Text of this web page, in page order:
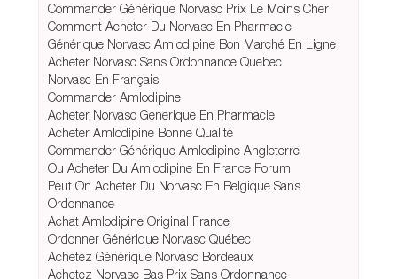
Commander Générique Norvasc Prix Le Moins Cher
Comment Acheter Du Norvasc En Pharmacie
Générique Norvasc Amlodipine Bon Marché En Ligne
Acheter Norvasc Sans Ordonnance Quebec
Norvasc En Français
Commander Amlodipine
Acheter Norvasc Generique En Pharmacie
Acheter Amlodipine Bonne Qualité
Commander Générique Amlodipine Angleterre
Ou Acheter Du Amlodipine En France Forum
Peut On Acheter Du Norvasc En Belgique Sans
Ordonnance
Achat Amlodipine Original France
Ordonner Générique Norvasc Québec
Achetez Générique Norvasc Bordeaux
Achetez Norvasc Bas Prix Sans Ordonnance